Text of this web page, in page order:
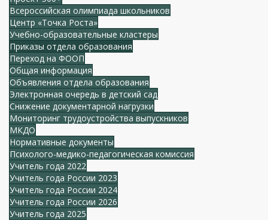
Всероссийская олимпиада школьников
Центр «Точка Роста»
Учебно-образовательные кластеры
Приказы отдела образования
Переход на ФООП
Общая информация
Объявления отдела образования
Электронная очередь в детский сад
Снижение документарной нагрузки
Мониторинг трудоустройства выпускников
МКДО
Нормативные документы
Психолого-медико-педагогическая комиссия
Учитель года 2022
Учитель года России 2023
Учитель года России 2024
Учитель года России 2026
Учитель года 2025